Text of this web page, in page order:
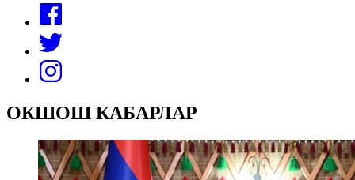
ОКШОШ КАБАРЛАР